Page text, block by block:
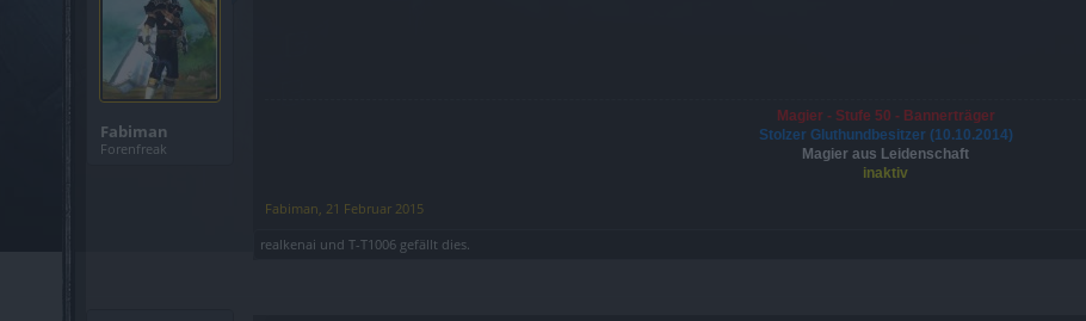
Fabiman
Forenfreak
Magier - Stufe 50 - Bannerträger
Stolzer Gluthundbesitzer (10.10.2014)
Magier aus Leidenschaft
inaktiv
Fabiman, 21 Februar 2015
realkenai und T-T1006 gefällt dies.